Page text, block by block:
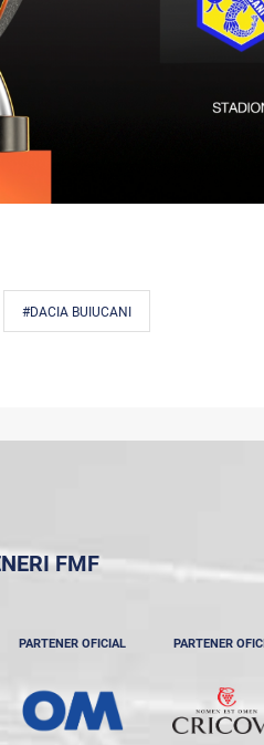
#DACIA BUIUCANI
FMF
PARTENER OFICIAL PARTENER